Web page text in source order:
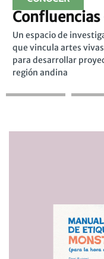
Un espacio de
que vincula artes
para desarrollar
región andina